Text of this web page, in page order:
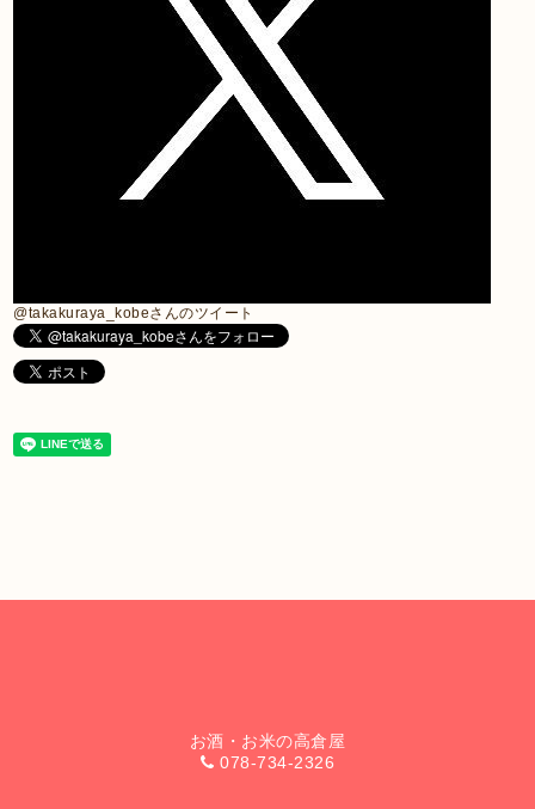
@takakuraya_kobeさんのツイート
お酒・お米の高倉屋
078-734-2326